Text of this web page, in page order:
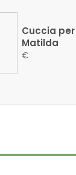
Cuccia per
Matilda